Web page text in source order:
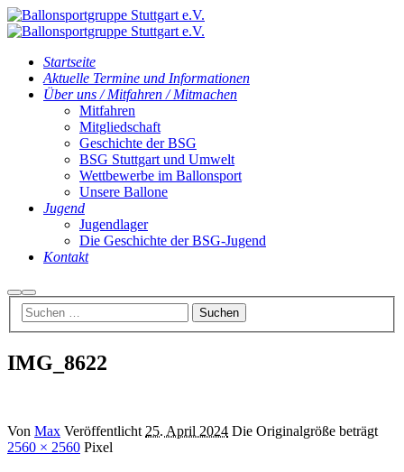
Startseite
Aktuelle Termine und Informationen
Über uns / Mitfahren / Mitmachen
Mitfahren
Mitgliedschaft
Geschichte der BSG
BSG Stuttgart und Umwelt
Wettbewerbe im Ballonsport
Unsere Ballone
Jugend
Jugendlager
Die Geschichte der BSG-Jugend
Kontakt
Suchen
Hauptmenü
IMG_8622
Von Max Veröffentlicht25. April 2024 Die Originalgröße beträgt
2560 × 2560 Pixel